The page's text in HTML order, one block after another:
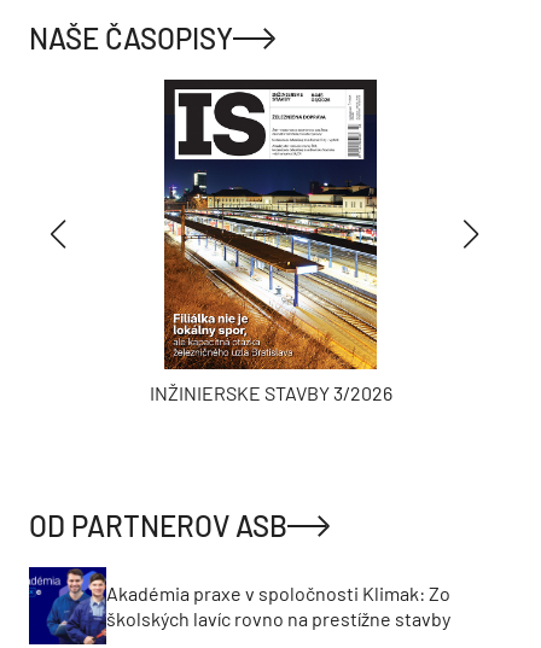
NAŠE ČASOPISY
INŽINIERSKE STAVBY 3/2026
OD PARTNEROV ASB
Akadémia praxe v spoločnosti Klimak: Zo
školských lavíc rovno na prestížne stavby